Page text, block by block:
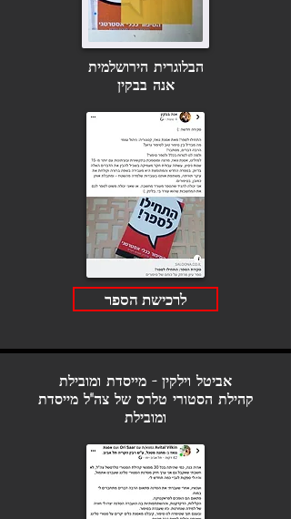
הבלוגרית הירושלמית
אנה בבקין
לרכישת הספר
אביטל וילקין - מייסדת ומובילת
קהילת הסטורי טלרס של צה"למייסדת
ומובילת